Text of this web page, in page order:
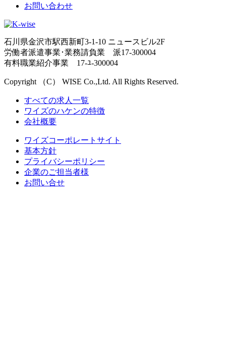
お問い合わせ
石川県金沢市駅西新町3-1-10 ニュースビル2F
労働者派遣事業･業務請負業 派17-300004
有料職業紹介事業 17-ﾕ-300004
Copyright （C） WISE Co.,Ltd. All Rights Reserved.
すべての求人一覧
ワイズのハケンの特徴
会社概要
ワイズコーポレートサイト
基本方針
プライバシーポリシー
企業のご担当者様
お問い合せ